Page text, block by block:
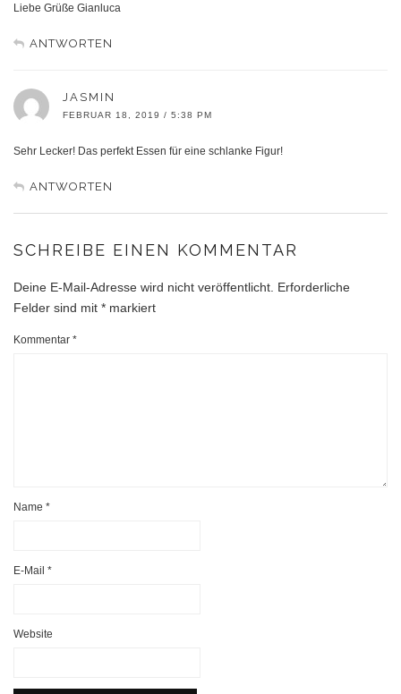
Liebe Grüße Gianluca
ANTWORTEN
JASMIN
FEBRUAR 18, 2019 / 5:38 PM
Sehr Lecker! Das perfekt Essen für eine schlanke Figur!
ANTWORTEN
SCHREIBE EINEN KOMMENTAR
Deine E-Mail-Adresse wird nicht veröffentlicht. Erforderliche
Felder sind mit * markiert
Kommentar *
Name *
E-Mail *
Website